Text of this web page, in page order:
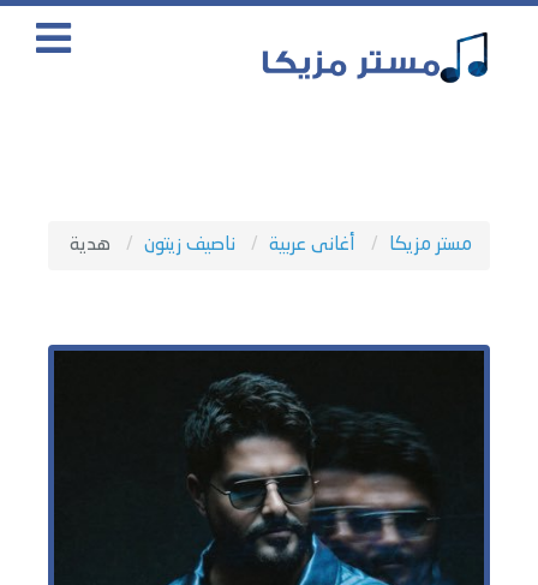
مستر مزيكا أغانى عربية ناصيف زيتون هدية